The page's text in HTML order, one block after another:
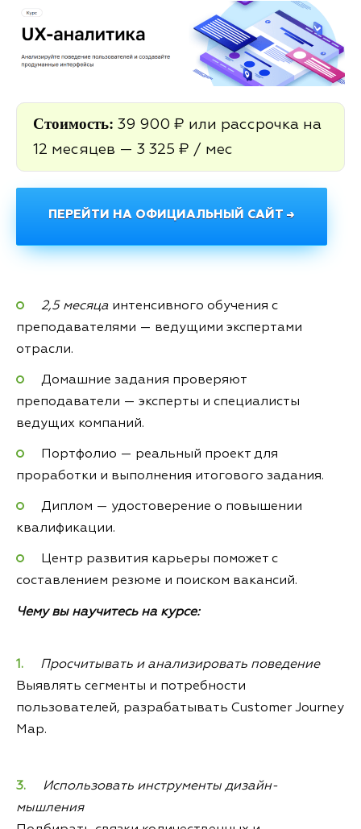
Стоимость: 39 900 ₽ или рассрочка на
12 месяцев — 3 325 ₽ / мес
ПЕРЕЙТИ НА ОФИЦИАЛЬНЫЙ САЙТ →
2,5 месяцаинтенсивного обучения с
преподавателями — ведущими экспертами
отрасли.
Домашние задания проверяют
преподаватели — эксперты и специалисты
ведущих компаний.
Портфолио — реальный проект для
проработки и выполнения итогового задания.
Диплом — удостоверение о повышении
квалификации.
Центр развития карьеры поможет с
составлением резюме и поиском вакансий.
Чему вы научитесь на курсе:
Просчитывать и анализировать поведение
Выявлять сегменты и потребности
пользователей, разрабатывать Customer Journey
Map.
Использовать инструменты дизайн-
мышления